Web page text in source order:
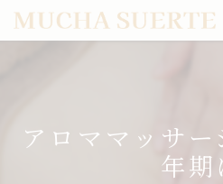
アロママッサ
年期